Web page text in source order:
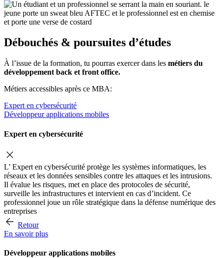
Débouchés & poursuites d’études
À l’issue de la formation, tu pourras exercer dans les métiers du
développement back et front office.
Métiers accessibles après ce MBA:
Expert en cybersécurité
Développeur applications mobiles
Expert en cybersécurité
L’ Expert en cybersécurité protège les systèmes informatiques, les
réseaux et les données sensibles contre les attaques et les intrusions.
Il évalue les risques, met en place des protocoles de sécurité,
surveille les infrastructures et intervient en cas d’incident. Ce
professionnel joue un rôle stratégique dans la défense numérique des
entreprises
Retour
En savoir plus
Développeur applications mobiles